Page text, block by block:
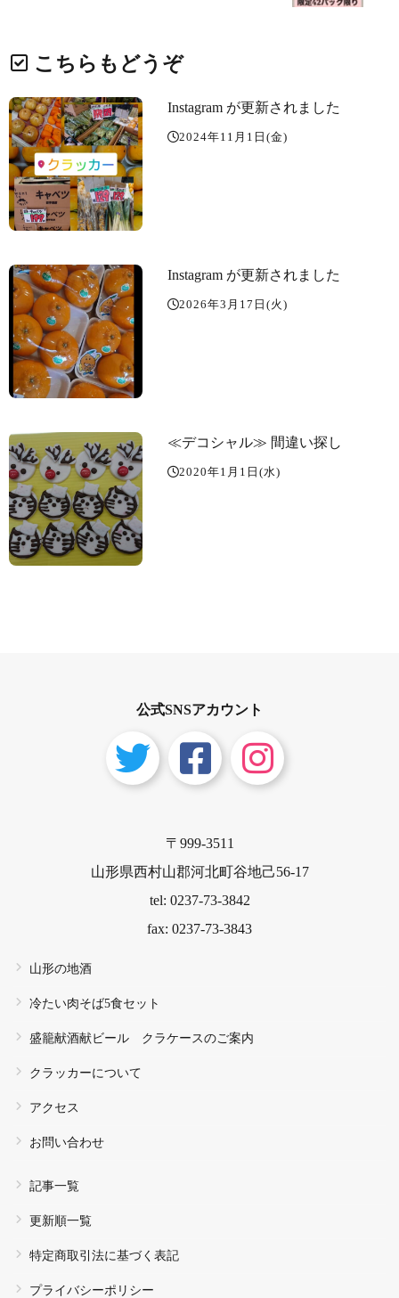
こちらもどうぞ
Instagram が更新されました
2024年11月1日(金)
Instagram が更新されました
2026年3月17日(火)
≪デコシャル️≫ 間違い探し️
2020年1月1日(水)
公式SNSアカウント
〒999-3511
山形県西村山郡河北町谷地己56-17
tel: 0237-73-3842
fax: 0237-73-3843
山形の地酒
冷たい肉そば5食セット
盛籠献酒献ビール クラケースのご案内
クラッカーについて
アクセス
お問い合わせ
記事一覧
更新順一覧
特定商取引法に基づく表記
プライバシーポリシー